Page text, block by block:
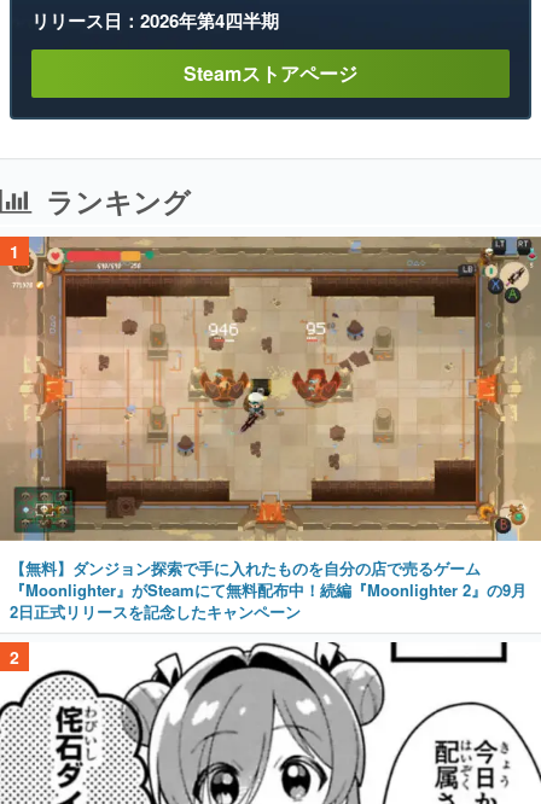
リリース日：2026年第4四半期
Steamストアページ
ランキング
1
【無料】ダンジョン探索で手に入れたものを自分の店で売るゲーム
『Moonlighter』がSteamにて無料配布中！続編『Moonlighter 2』の9月
2日正式リリースを記念したキャンペーン
2